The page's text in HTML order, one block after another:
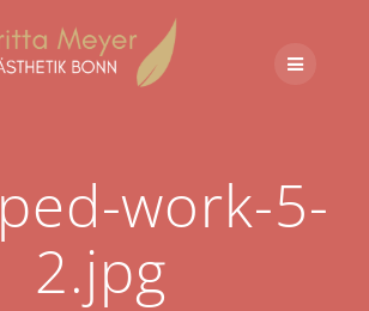
work-5-
2.jpg